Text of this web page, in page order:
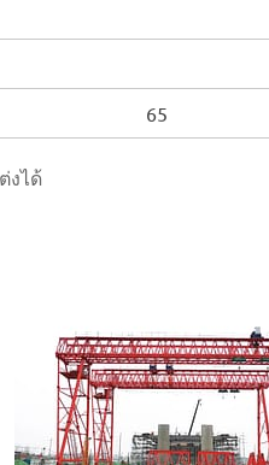
65
งได้